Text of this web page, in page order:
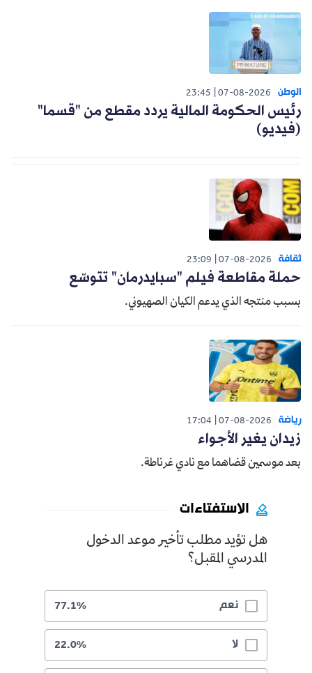
الوطن 07-08-2026
23:45
رئيس الحكومة المالية يردد مقطع من "قسما"
(فيديو)
ثقافة 07-08-2026
23:09
حملة مقاطعة فيلم "سبايدرمان" تتوسّع
بسبب منتجه الذي يدعم الكيان الصهيوني.
رياضة 07-08-2026
17:04
زيدان يغير الأجواء
بعد موسمين قضاهما مع نادي غرناطة.
الاستفتاءات
هل تؤيد مطلب تأخير موعد الدخول
المدرسي المقبل؟
نعم 77.1%
لا 22.0%